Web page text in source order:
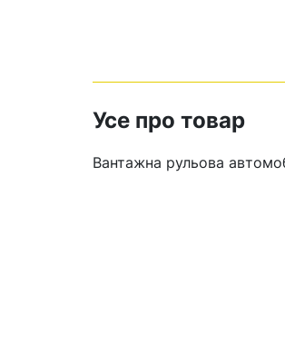
Усе про товар
Вантажна рульова